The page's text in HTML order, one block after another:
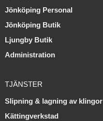
Jönköping Personal
Jönköping Butik
Ljungby Butik
Administration
TJÄNSTER
Slipning & lagning av klingor
Kättingverkstad